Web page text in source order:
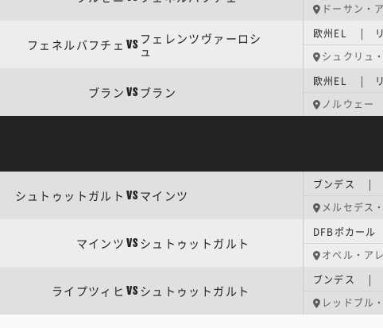
ドーサン・
フェネルバフチェ VS フェレンツヴァーロシ
ュ
欧州EL | リ
シュクリュ
ブラン VS ブラン
欧州EL | リ
ノルウェー
シュトゥットガルト VS マインツ
ブンデス |
メルセデス
マインツ VS シュトゥットガルト
DFBポカー
オペル・ア
ライプツィヒ VS シュトゥットガルト
ブンデス |
レッドブル